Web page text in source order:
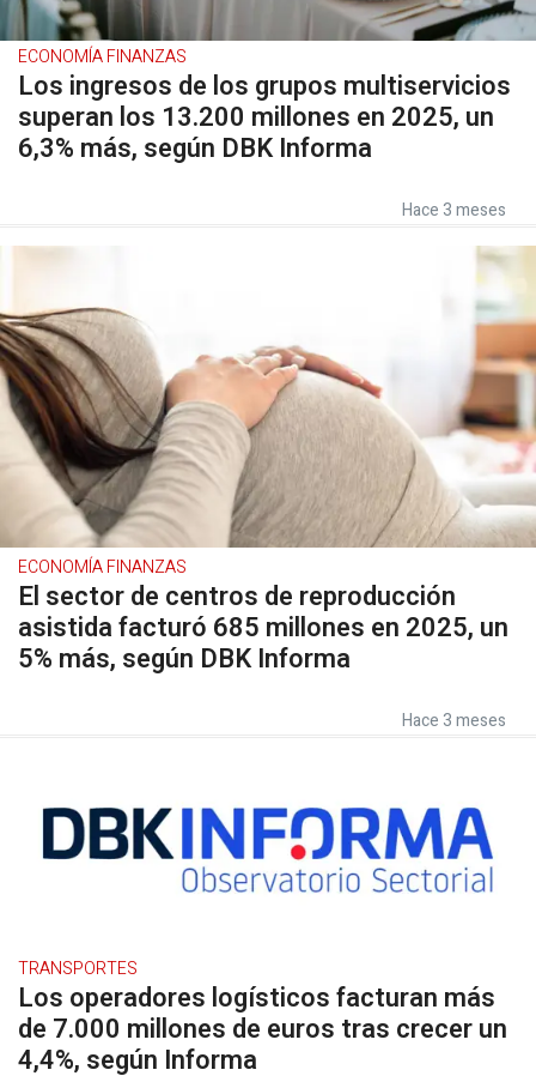
ECONOMÍA FINANZAS
Los ingresos de los grupos multiservicios
superan los 13.200 millones en 2025, un
6,3% más, según DBK Informa
Hace 3 meses
ECONOMÍA FINANZAS
El sector de centros de reproducción
asistida facturó 685 millones en 2025, un
5% más, según DBK Informa
Hace 3 meses
TRANSPORTES
Los operadores logísticos facturan más
de 7.000 millones de euros tras crecer un
4,4%, según Informa